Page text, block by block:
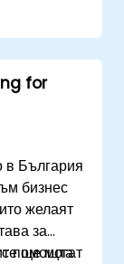
на
и
for
в България
бизнес
желаят
за
с помощта
ще могат